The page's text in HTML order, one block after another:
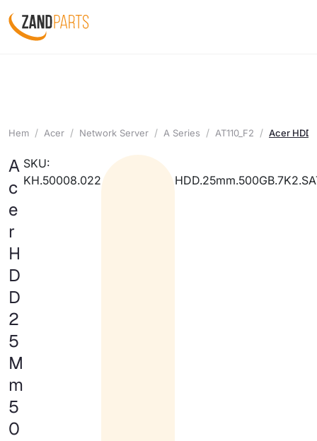
Hem Acer Network Server A Series AT110_F2 Acer HDD
A
c
e
r
H
D
D
2
5
M
m
5
0
SKU:
KH.50008.022